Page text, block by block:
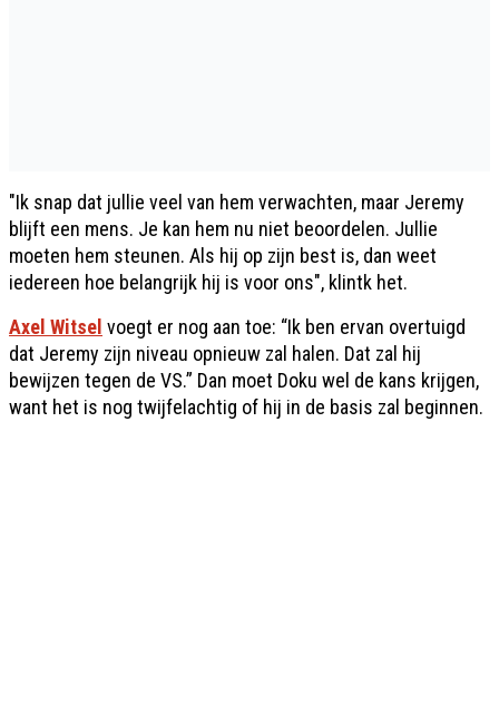
"Ik snap dat jullie veel van hem verwachten, maar Jeremy
blijft een mens. Je kan hem nu niet beoordelen. Jullie
moeten hem steunen. Als hij op zijn best is, dan weet
iedereen hoe belangrijk hij is voor ons", klintk het.
Axel Witsel voegt er nog aan toe: “Ik ben ervan overtuigd
dat Jeremy zijn niveau opnieuw zal halen. Dat zal hij
bewijzen tegen de VS.” Dan moet Doku wel de kans krijgen,
want het is nog twijfelachtig of hij in de basis zal beginnen.